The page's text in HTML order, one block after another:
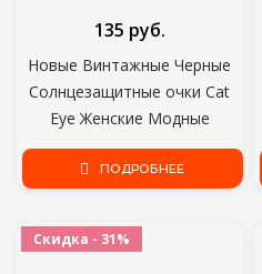
Новые Винтажные Черные
Солнцезащитные очки Cat
Eye Женские Модные
Брендовые дизайнерские
Зеркальные маленькие
Солнцезащитные очки Для
женских оттенков UV400
135 руб.
ПОДРОБНЕЕ
Скидка - 31%